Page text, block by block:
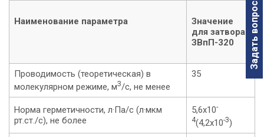
Задать вопрос
Наименование параметра
Значение
для затвора
ЗВпП-320
Проводимость (теоретическая) в
молекулярном режиме, м3/с, не менее
35
Норма герметичности, л·Па/c (л·мкм
рт.ст./c), не более
5,6х10-
4(4,2х10-3)